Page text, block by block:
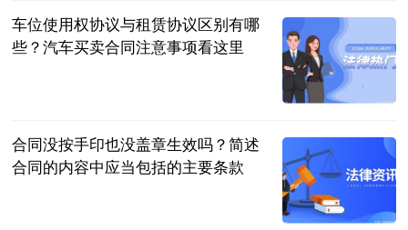
车位使用权协议与租赁协议区别有哪
些？汽车买卖合同注意事项看这里
合同没按手印也没盖章生效吗？简述
合同的内容中应当包括的主要条款